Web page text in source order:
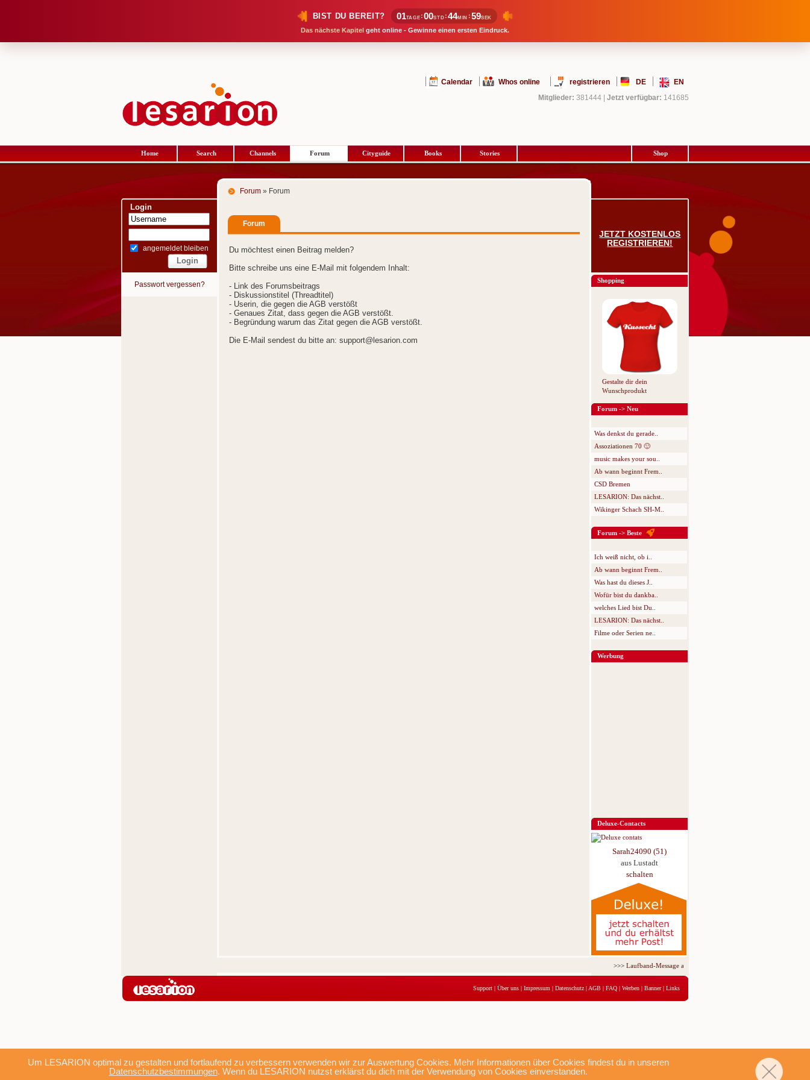
BIST DU BEREIT? 01TAGE :00STD :44MIN :58SEK
Das nächste Kapitel geht online - Gewinne einen ersten Eindruck.
Um LESARION optimal zu gestalten und fortlaufend zu verbessern verwenden wir zur Auswertung Cookies. Mehr Informationen über Cookies findest du in unseren
Datenschutzbestimmungen. Wenn du LESARION nutzst erklärst du dich mit der Verwendung von Cookies einverstanden.
Calendar Whos online registrieren DE
EN
Mitglieder: 381444 Jetzt verfügbar: 141685
Home Search Channels Forum Cityguide Books Stories Shop
Login
angemeldet bleiben
Passwort vergessen?
Forum » Forum
Forum
Du möchtest einen Beitrag melden?
Bitte schreibe uns eine E-Mail mit folgendem Inhalt:
- Link des Forumsbeitrags
- Diskussionstitel (Threadtitel)
- Userin, die gegen die AGB verstößt
- Genaues Zitat, dass gegen die AGB verstößt.
- Begründung warum das Zitat gegen die AGB verstößt.
Die E-Mail sendest du bitte an: support@lesarion.com
JETZT KOSTENLOS
REGISTRIEREN!
Shopping
Gestalte dir dein
Wunschprodukt
Forum -> Neu
Was denkst du gerade..
Assoziationen 70 🙂
music makes your sou..
Ab wann beginnt Frem..
CSD Bremen
LESARION: Das nächst..
Wikinger Schach SH-M..
Forum -> Beste
Ich weiß nicht, ob i..
Ab wann beginnt Frem..
Was hast du dieses J..
Wofür bist du dankba..
welches Lied bist Du..
LESARION: Das nächst..
Filme oder Serien ne..
Werbung
Deluxe-Contacts
Sarah24090 (51)
aus Lustadt
schalten
>>>Laufband-Message ab nur 5,95 € für 3 Tage!
Support | Über uns | Impressum | Datenschutz | AGB | FAQ | Werben | Banner| Links